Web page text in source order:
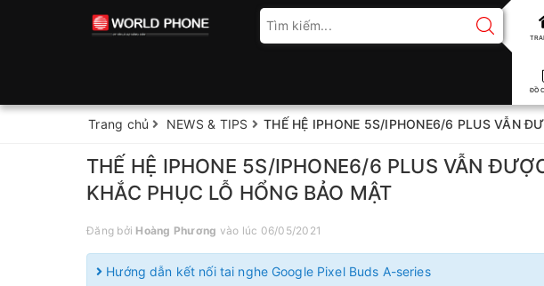
ĐỒ
Trang chủ NEWS & TIPS THẾ HỆ IPHONE 5S/IPHONE6/6 PLUS VẪN
THẾ HỆ IPHONE 5S/IPHONE6/6 PLUS VẪN
KHẮC PHỤC LỖ HỔNG BẢO MẬT
Đăng bởi Hoàng Phương vào lúc 06/05/2021
Hướng dẫn kết nối tai nghe Google Pixel Buds A-series